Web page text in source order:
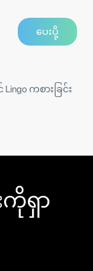
ကစားခြင်း
ရှာ